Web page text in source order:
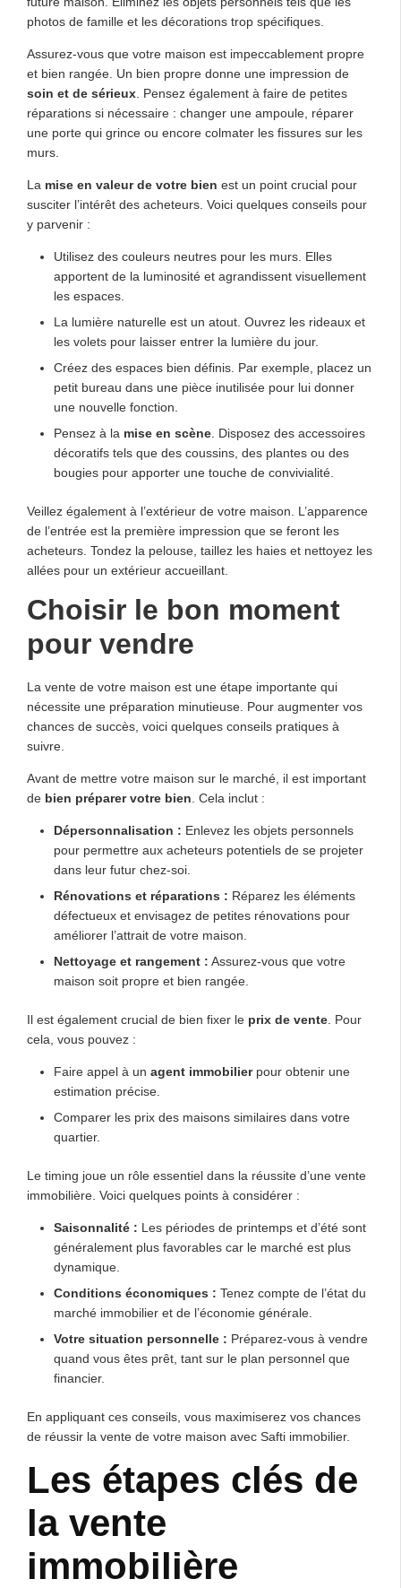
photos de famille et les décorations trop spécifiques.
Assurez-vous que votre maison est impeccablement propre
et bien rangée. Un bien propre donne une impression de
soin et de sérieux . Pensez également à faire de petites
réparations si nécessaire : changer une ampoule, réparer
une porte qui grince ou encore colmater les fissures sur les
murs.
La mise en valeur de votre bien est un point crucial pour
susciter l’intérêt des acheteurs. Voici quelques conseils pour
y parvenir :
Utilisez des couleurs neutres pour les murs. Elles
apportent de la luminosité et agrandissent visuellement
les espaces.
La lumière naturelle est un atout. Ouvrez les rideaux et
les volets pour laisser entrer la lumière du jour.
Créez des espaces bien définis. Par exemple, placez un
petit bureau dans une pièce inutilisée pour lui donner
une nouvelle fonction.
Pensez à la mise en scène . Disposez des accessoires
décoratifs tels que des coussins, des plantes ou des
bougies pour apporter une touche de convivialité.
Veillez également à l’extérieur de votre maison. L’apparence
de l’entrée est la première impression que se feront les
acheteurs. Tondez la pelouse, taillez les haies et nettoyez les
allées pour un extérieur accueillant.
Choisir le bon moment
pour vendre
La vente de votre maison est une étape importante qui
nécessite une préparation minutieuse. Pour augmenter vos
chances de succès, voici quelques conseils pratiques à
suivre.
Avant de mettre votre maison sur le marché, il est important
de bien préparer votre bien . Cela inclut :
Dépersonnalisation : Enlevez les objets personnels
pour permettre aux acheteurs potentiels de se projeter
dans leur futur chez-soi.
Rénovations et réparations : Réparez les éléments
défectueux et envisagez de petites rénovations pour
améliorer l’attrait de votre maison.
Nettoyage et rangement : Assurez-vous que votre
maison soit propre et bien rangée.
Il est également crucial de bien fixer le prix de vente . Pour
cela, vous pouvez :
Faire appel à un agent immobilierpour obtenir une
estimation précise.
Comparer les prix des maisons similaires dans votre
quartier.
Le timing joue un rôle essentiel dans la réussite d’une vente
immobilière. Voici quelques points à considérer :
Saisonnalité : Les périodes de printemps et d’été sont
généralement plus favorables car le marché est plus
dynamique.
Conditions économiques : Tenez compte de l’état du
marché immobilier et de l’économie générale.
Votre situation personnelle : Préparez-vous à vendre
quand vous êtes prêt, tant sur le plan personnel que
financier.
En appliquant ces conseils, vous maximiserez vos chances
de réussir la vente de votre maison avec Safti immobilier.
Les étapes clés de
la vente
immobilière